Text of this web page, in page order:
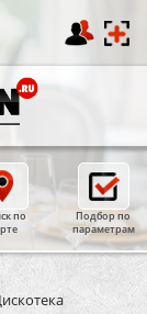
по
Подбор по
параметрам